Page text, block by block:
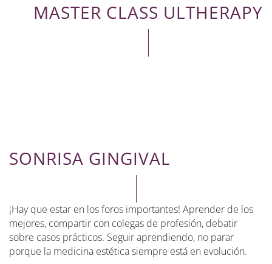
MASTER CLASS ULTHERAPY
SONRISA GINGIVAL
¡Hay que estar en los foros importantes! Aprender de los
mejores, compartir con colegas de profesión, debatir
sobre casos prácticos. Seguir aprendiendo, no parar
porque la medicina estética siempre está en evolución.